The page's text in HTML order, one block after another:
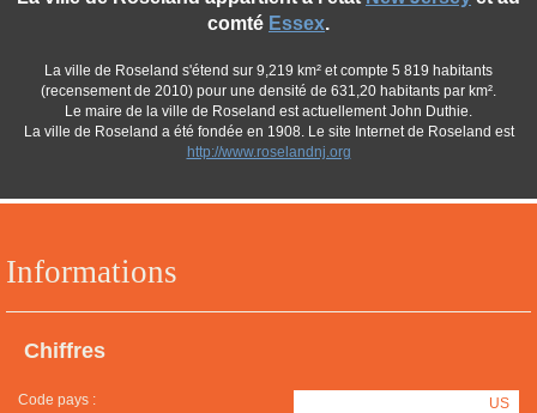
Informations
Chiffres
Code pays : US
comté Essex.
La ville de Roseland s'étend sur 9,219 km² et compte 5 819 habitants
(recensement de 2010) pour une densité de 631,20 habitants par km².
Le maire de la ville de Roseland est actuellement John Duthie.
La ville de Roseland a été fondée en 1908. Le site Internet de Roseland est
http://www.roselandnj.org